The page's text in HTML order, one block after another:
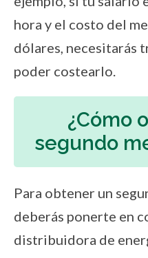
hora y el costo del
dólares, necesitarás
poder costearlo.
¿Cómo
segundo
Para obtener un
deberás ponerte en
distribuidora de